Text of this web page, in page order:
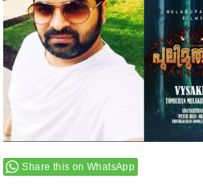
Share this on WhatsApp